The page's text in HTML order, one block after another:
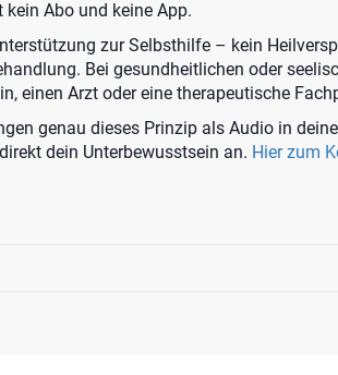
Abo und keine App.
zur Selbsthilfe – kein
Bei gesundheitlichen oder
einen Arzt oder eine therapeutische
genau dieses Prinzip als Audio in
dein Unterbewusstsein an. Hier zum